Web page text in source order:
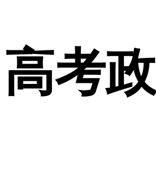
高考